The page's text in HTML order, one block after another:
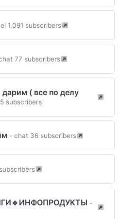
1,091 subscribers
77 subscribers
( все по делу
subscribers
- chat 36 subscribers
-